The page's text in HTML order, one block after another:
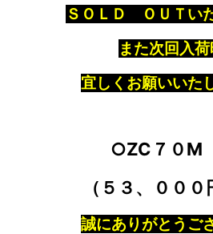
ＳＯＬＤ ＯＵＴい
また次回入
宜しくお願いいた
○ZC７０
（５３、０００
誠にありがとうご